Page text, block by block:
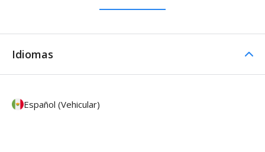
Idiomas
Español (Vehicular)